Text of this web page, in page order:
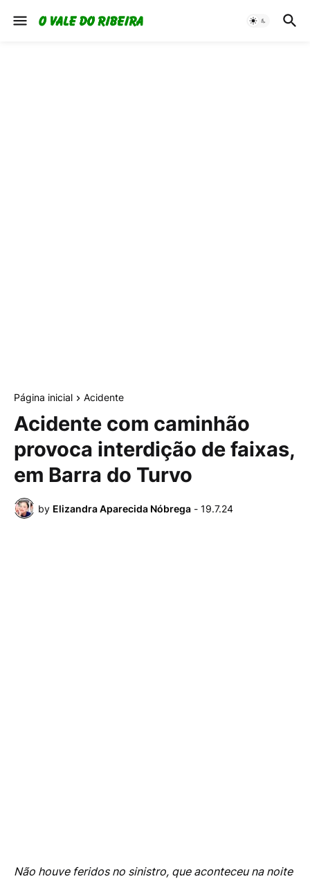
Página inicial Acidente
Acidente com caminhão
provoca interdição de faixas,
em Barra do Turvo
by Elizandra Aparecida Nóbrega - 19.7.24
Não houve feridos no sinistro, que aconteceu na noite